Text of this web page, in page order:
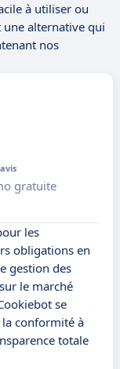
à utiliser ou
une alternative qui
nos
gratuite
les
obligations en
gestion des
le marché
se
conformité à
totale